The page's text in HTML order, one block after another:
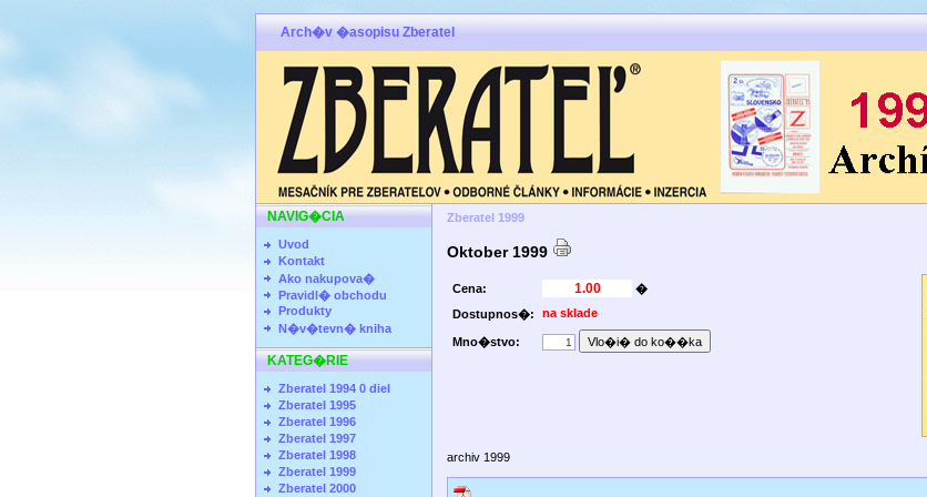
Arch�v �asopisu Zberatel
NAVIG�CIA
Uvod
Kontakt
Ako nakupova�
Pravidl� obchodu
Produkty
N�v�tevn� kniha
KATEG�RIE
Zberatel 1994 0 diel
Zberatel 1995
Zberatel 1996
Zberatel 1997
Zberatel 1998
Zberatel 1999
Zberatel 2000
Zberatel 1999
Oktober 1999
Cena:
�
Dostupnos�:
na sklade
Mno�stvo:
archiv 1999